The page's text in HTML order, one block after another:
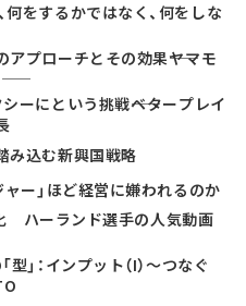
何をするかではなく、何をしな
プローチとその効果――ヤマモ
ーにという挑戦――ベタープレイ
み込む新興国戦略
ャー」ほど経営に嫌われるのか
ハーランド選手の人気動画
」：インプット（I）～つなぐ